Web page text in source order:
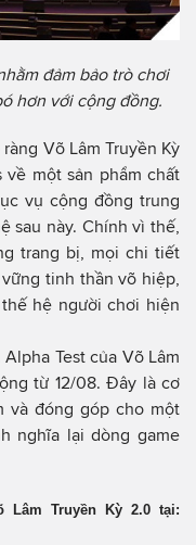
đảm bảo trò chơi
hơn với cộng đồng.
Võ Lâm Truyền Kỳ
về một sản phẩm chất
vụ cộng đồng trung
sau này. Chính vì thế,
trang bị, mọi chi tiết
tinh thần võ hiệp,
hệ người chơi hiện
Test của Võ Lâm
từ 12/08. Đây là cơ
và đóng góp cho một
nghĩa lại dòng game
Lâm Truyền Kỳ 2.0 tại: